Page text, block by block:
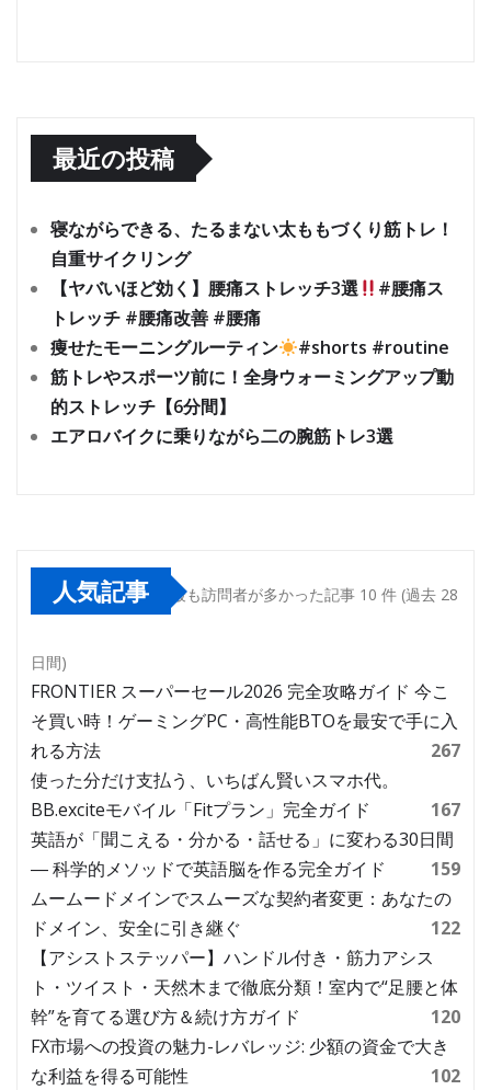
最近の投稿
寝ながらできる、たるまない太ももづくり筋トレ！
自重サイクリング
【ヤバいほど効く】腰痛ストレッチ3選
#腰痛ス
トレッチ #腰痛改善 #腰痛
痩せたモーニングルーティン
#shorts #routine
筋トレやスポーツ前に！全身ウォーミングアップ動
的ストレッチ【6分間】
エアロバイクに乗りながら二の腕筋トレ3選
人気記事 最も訪問者が多かった記事 10 件 (過去 28
日間)
FRONTIER スーパーセール2026 完全攻略ガイド 今こ
そ買い時！ゲーミングPC・高性能BTOを最安で手に入
れる方法
267
使った分だけ支払う、いちばん賢いスマホ代。
BB.exciteモバイル「Fitプラン」完全ガイド
167
英語が「聞こえる・分かる・話せる」に変わる30日間
― 科学的メソッドで英語脳を作る完全ガイド
159
ムームードメインでスムーズな契約者変更：あなたの
ドメイン、安全に引き継ぐ
122
【アシストステッパー】ハンドル付き・筋力アシス
ト・ツイスト・天然木まで徹底分類！室内で“足腰と体
幹”を育てる選び方＆続け方ガイド
120
FX市場への投資の魅力-レバレッジ: 少額の資金で大き
な利益を得る可能性
102